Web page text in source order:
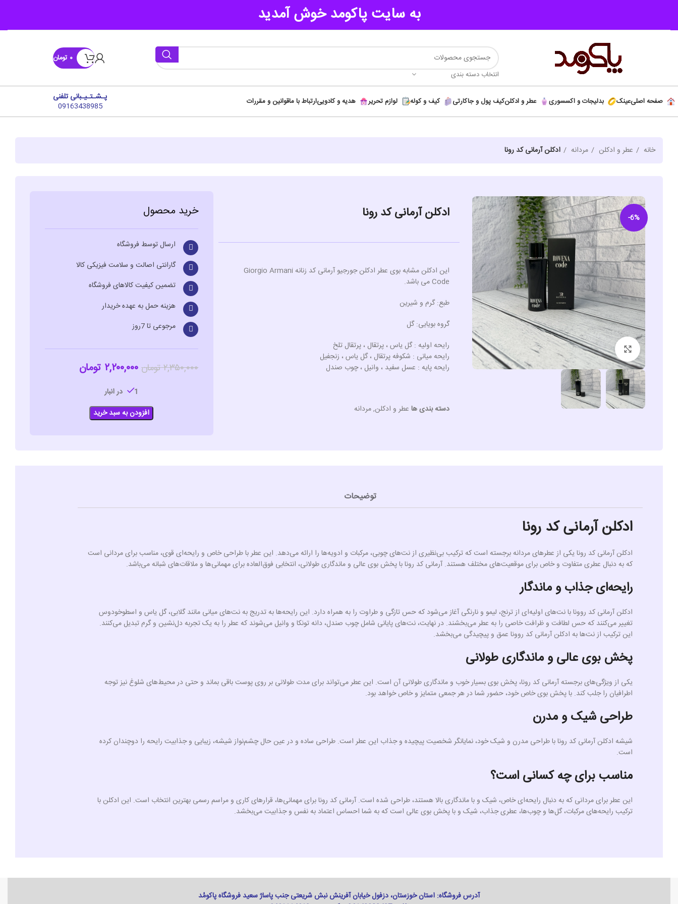
به سایت پاکومد خوش آمدید
انتخاب دسته بندی
۰ تومان
صفحه اصلیعینک بدلیجات و اکسسوری عطر و ادکلنکیف پول و جاکارتی کیف و کوله لوازم تحریر هدیه و کادوییارتباط با ماقوانین و مقررات پـشـتـیـبانی تلفنی
09163438985
خانه عطر و ادکلن مردانه ادکلن آرمانی کد رونا
-6%
برای بزرگنمایی کلیک کنید
ادکلن آرمانی کد رونا
این ادکلن مشابه بوی عطر ادکلن جورجیو آرمانی کد زنانه Giorgio Armani
Code می باشد.
طبع: گرم و شیرین
گروه بویایی: گل
رایحه اولیه : گل یاس ، پرتقال ، پرتقال تلخ
رایحه میانی : شکوفه پرتقال ، گل یاس ، زنجفیل
رایحه پایه : عسل سفید ، وانیل ، چوب صندل
دسته بندی ها عطر و ادکلن,مردانه
خرید محصول
ارسال توسط فروشگاه
گارانتی اصالت و سلامت فیزیکی کالا
تضمین کیفیت کالاهای فروشگاه
هزینه حمل به عهده خریدار
مرجوعی تا 7روز
۲,۳۵۰,۰۰۰تومان ۲,۲۰۰,۰۰۰ تومان
1 در انبار
افزودن به سبد خرید
توضیحات
ادکلن آرمانی کد رونا
ادکلن آرمانی کد رونا یکی از عطرهای مردانه برجسته است که ترکیب بی‌نظیری از نت‌های چوبی، مرکبات و ادویه‌ها را ارائه می‌دهد. این عطر با طراحی خاص و رایحه‌ای قوی، مناسب برای مردانی است
که به دنبال عطری متفاوت و خاص برای موقعیت‌های مختلف هستند. آرمانی کد رونا با پخش بوی عالی و ماندگاری طولانی، انتخابی فوق‌العاده برای مهمانی‌ها و ملاقات‌های شبانه می‌باشد.
رایحه‌ای جذاب و ماندگار
ادکلن آرمانی کد روونا با نت‌های اولیه‌ای از ترنج، لیمو و نارنگی آغاز می‌شود که حس تازگی و طراوت را به همراه دارد. این رایحه‌ها به تدریج به نت‌های میانی مانند گلابی، گل یاس و اسطوخودوس
تغییر می‌کنند که حس لطافت و ظرافت خاصی را به عطر می‌بخشند. در نهایت، نت‌های پایانی شامل چوب صندل، دانه تونکا و وانیل می‌شوند که عطر را به یک تجربه دل‌نشین و گرم تبدیل می‌کنند.
این ترکیب از نت‌ها به ادکلن آرمانی کد روونا عمق و پیچیدگی می‌بخشد.
پخش بوی عالی و ماندگاری طولانی
یکی از ویژگی‌های برجسته آرمانی کد رونا، پخش بوی بسیار خوب و ماندگاری طولانی آن است. این عطر می‌تواند برای مدت طولانی بر روی پوست باقی بماند و حتی در محیط‌های شلوغ نیز توجه
اطرافیان را جلب کند. با پخش بوی خاص خود، حضور شما در هر جمعی متمایز و خاص خواهد بود.
طراحی شیک و مدرن
شیشه ادکلن آرمانی کد رونا با طراحی مدرن و شیک خود، نمایانگر شخصیت پیچیده و جذاب این عطر است. طراحی ساده و در عین حال چشم‌نواز شیشه، زیبایی و جذابیت رایحه را دوچندان کرده
است.
مناسب برای چه کسانی است؟
این عطر برای مردانی که به دنبال رایحه‌ای خاص، شیک و با ماندگاری بالا هستند، طراحی شده است. آرمانی کد رونا برای مهمانی‌ها، قرارهای کاری و مراسم رسمی بهترین انتخاب است. این ادکلن با
ترکیب رایحه‌های مرکبات، گل‌ها و چوب‌ها، عطری جذاب، شیک و با پخش بوی عالی است که به شما احساس اعتماد به نفس و جذابیت می‌بخشد.
آدرس فروشگاه: استان خوزستان، دزفول خیابان آفرینش نبش شریعتی جنب پاساژ سعید فروشگاه پاکومُد